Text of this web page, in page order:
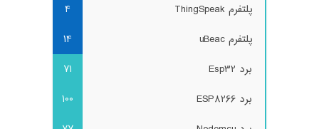
پلتفرم ThingSpeak
4
پلتفرم uBeac
14
برد Esp32
71
برد ESP8266
100